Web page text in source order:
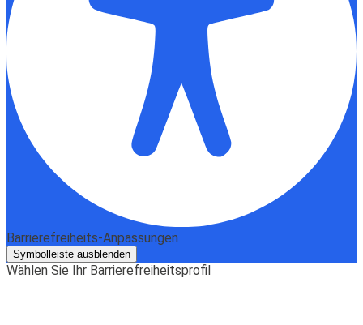
Barrierefreiheits-Anpassungen
Symbolleiste ausblenden
Wählen Sie Ihr Barrierefreiheitsprofil